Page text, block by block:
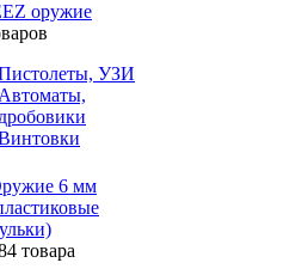
оружие
УЗИ
Автоматы,
дробовики
6 мм
товара